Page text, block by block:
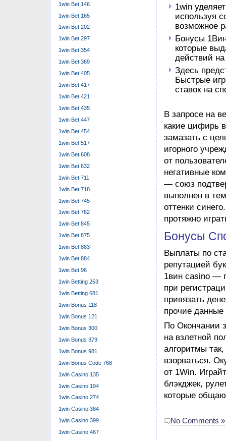
1win
используя
возможное
Бонусы
которые
действий
Здесь
Быстрые
ставок на
В запросе на
какие цифирь
замазать с
игорного
от
негативные
— союз
выполнен в
оттенки
протяжно
Бонусы
Выплаты по
репутацией
1вин casino —
при
привязать
прочие данные
По Окончании
на взлетной
алгоритмы
взорваться.
от 1Win.
блэкджек,
которые
No Comments »
1win Bet 146
1win Bet 165
1win Bet 202
1win Bet 297
1win Bet 354
1win Bet 369
1win Bet 405
1win Bet 417
1win Bet 421
1win Bet 435
1win Bet 447
1win Bet 454
1win Bet 517
1win Bet 608
1win Bet 632
1win Bet 711
1win Bet 718
1win Bet 745
1win Bet 762
1win Bet 845
1win Bet 875
1win Bet 883
1win Bet 884
1win Bet 96
1win Betting 253
1win Betting 681
1win Bonus 118
1win Bonus 121
1win Bonus 300
1win Bonus 379
1win Bonus 981
1win Bonus Code 768
1win Casino 135
1win Casino 194
1win Casino 274
1win Casino 384
1win Casino 399
1win Casino 467